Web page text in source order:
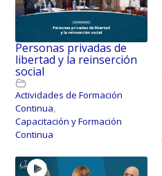
Personas privadas de
libertad y la reinserción
social
Actividades de Formación
Continua,
Capacitación y Formación
Continua